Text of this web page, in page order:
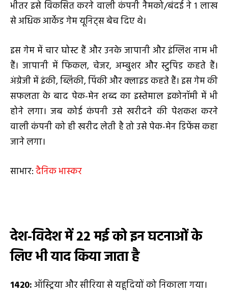
भीतर इसे विकसित करने वाली कंपनी नैमको/बंदई ने 1 लाख
से अधिक आर्केड गेम यूनिट्स बेच दिए थे।
इस गेम में चार घोस्ट हैं और उनके जापानी और इंग्लिश नाम भी
हैं। जापानी में फिकल, चेजर, अम्बुशर और स्टुपिड कहते हैं।
अंग्रेजी में इंकी, ब्लिंकी, पिंकी और क्लाइड कहते हैं। इस गेम की
सफलता के बाद पेक-मेन शब्द का इस्तेमाल इकोनॉमी में भी
होने लगा। जब कोई कंपनी उसे खरीदने की पेशकश करने
वाली कंपनी को ही खरीद लेती है तो उसे पेक-मेन डिफेंस कहा
जाने लगा।
साभार:दैनिक भास्कर
देश-विदेश में22 मई को इन घटनाओं के
लिए भी याद किया जाता है
1420:ऑस्ट्रिया और सीरिया से यहूदियों को निकाला गया।